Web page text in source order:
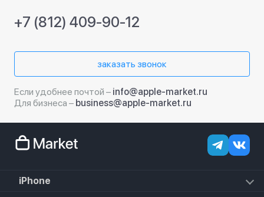
+7 (812) 409-90-12
заказать звонок
Если удобнее почтой – info@apple-market.ru
Для бизнеса – business@apple-market.ru
iPhone